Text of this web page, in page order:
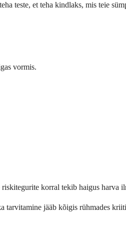
teste, et teha kindlaks, mis teie
vormis.
korral tekib haigus harva
tarvitamine jääb kõigis rühmades